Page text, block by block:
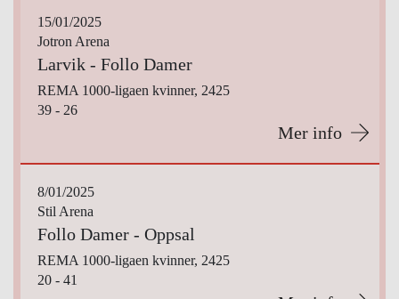
15/01/2025
Jotron Arena
Larvik - Follo Damer
REMA 1000-ligaen kvinner, 2425
39 - 26
Mer info
8/01/2025
Stil Arena
Follo Damer - Oppsal
REMA 1000-ligaen kvinner, 2425
20 - 41